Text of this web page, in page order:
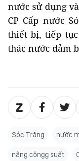
nước sử dụng
CP Cấp nước
thiết bị, tiếp
thác nước đảm
Sóc Trăng nước
nâng côngg suất